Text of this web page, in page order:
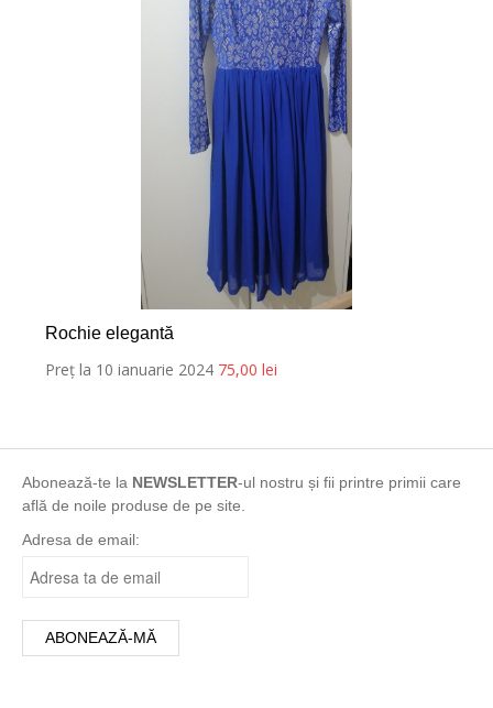
Rochie elegantă
Preț la 10 ianuarie 2024 75,00 lei
Abonează-te la NEWSLETTER-ul nostru și fii printre primii care
află de noile produse de pe site.
Adresa de email: